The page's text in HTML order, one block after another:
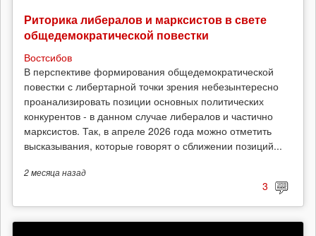
Риторика либералов и марксистов в свете
общедемократической повестки
Востсибов
В перспективе формирования общедемократической
повестки с либертарной точки зрения небезынтересно
проанализировать позиции основных политических
конкурентов - в данном случае либералов и частично
марксистов. Так, в апреле 2026 года можно отметить
высказывания, которые говорят о сближении позиций...
2 месяцаназад
3